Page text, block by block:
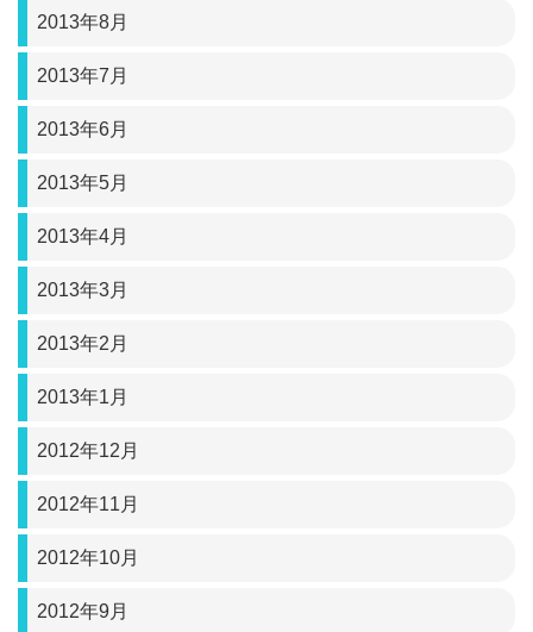
2013年8月
2013年7月
2013年6月
2013年5月
2013年4月
2013年3月
2013年2月
2013年1月
2012年12月
2012年11月
2012年10月
2012年9月